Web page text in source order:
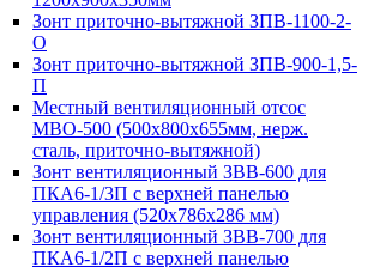
Зонт приточно-вытяжной ЗПВ-1100-2-
О
Зонт приточно-вытяжной ЗПВ-900-1,5-
П
Местный вентиляционный отсос
МВО-500 (500х800х655мм, нерж.
сталь, приточно-вытяжной)
Зонт вентиляционный ЗВВ-600 для
ПКА6-1/3П с верхней панелью
управления (520х786х286 мм)
Зонт вентиляционный ЗВВ-700 для
ПКА6-1/2П с верхней панелью